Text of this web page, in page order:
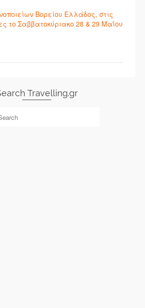
Βορείου Ελλάδος, στις
το Σαββατοκύριακο 28 & 29 Μαΐου
Travelling.gr